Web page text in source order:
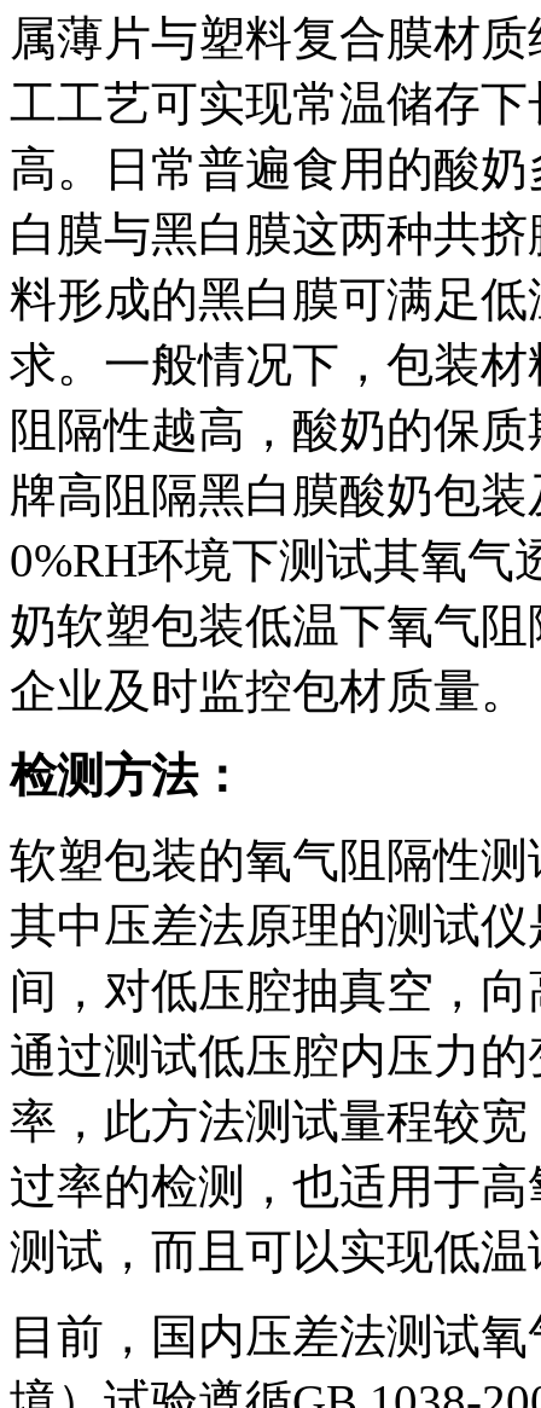
属薄片与塑料复合膜材
工工艺可实现常温储存
高。日常普遍食用的酸
白膜与黑白膜这两种共
料形成的黑白膜可满足
求。一般情况下，包装
阻隔性越高，酸奶的保
牌高阻隔黑白膜酸奶包
0%RH环境下测试其氧
奶软塑包装低温下氧气
企业及时监控包材质量。
检测方法：
软塑包装的氧气阻隔性
其中压差法原理的测试
间，对低压腔抽真空，
通过测试低压腔内压力
率，此方法测试量程较
过率的检测，也适用于
测试，而且可以实现低
目前，国内压差法测试